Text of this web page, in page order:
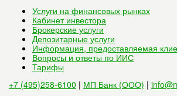
Услуги на финансовых рынках
Кабинет инвестора
Брокерские услуги
Депозитарные услуги
Информация, предоставляемая
Вопросы и ответы по ИИС
Тарифы
+7 (495)258-6100 | МП Банк (ООО) |